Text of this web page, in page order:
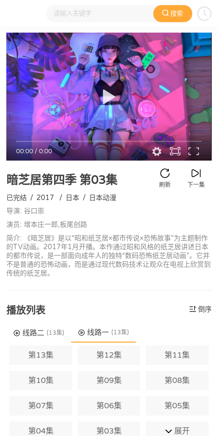
搜索
大家在看 日本动漫 国产动漫 欧美动漫 动漫电影
00:00/0:00
暗芝居第四季第03集 下一集
刷新
已完结 / 2017 / 日本 / 日本动漫
导演: 谷口崇
演员: 增本庄一郎,板尾创路
简介: 《暗芝居》是以“昭和纸芝居×都市传说×恐怖故事”为主题制作
的TV动画。2017年1月开播。本作通过昭和风格的纸芝居讲述日本
的都市传说，是一部面向成年人的独特“数码恐怖纸芝居动画”。它并
不是普通的恐怖动画，而是通过现代数码技术让观众在电视上欣赏到
传统的纸芝居。
播放列表 倒序
线路二 (13集) 线路一 (13集)
第13集 第12集 第11集
第10集 第09集 第08集
第07集 第06集 第05集
第04集 第03集 展开